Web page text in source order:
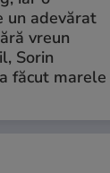
un adevărat
vreun
Sorin
făcut marele